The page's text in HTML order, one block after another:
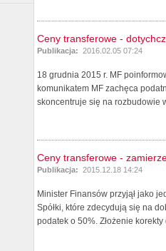
Ceny transferowe -
Publikacja: 2016.02.05 07:24
18 grudnia 2015 r. MF
komunikatem MF zachęca
skoncentruje się na rozbudowie
Ceny transferowe -
Publikacja: 2015.12.18 14:24
Minister Finansów przyjął jako
Spółki, które zdecydują się na
podatek o 50%. Złożenie korekty